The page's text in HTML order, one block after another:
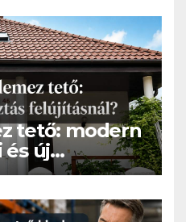
tető: modern
és új